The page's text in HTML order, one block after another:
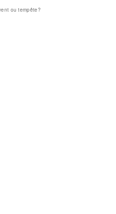
ou tempête?